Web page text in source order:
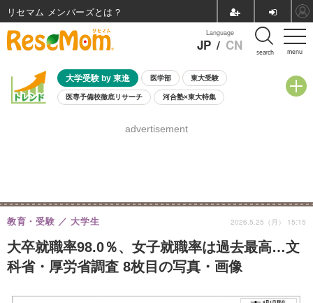
menu
Language
JP / CN search
大学受験 by 東進 医学部 東大受験
医専予備校徹底リサーチ 河合塾×東大特集
8月開催学校説明会・相談会
advertisement
大卒就職率98.0％、女子就職率は過去最高…文
科省・厚労省調査 8枚目の写真・画像
教育・受験 大学生 2026.5.25（月） 15:15
リセマム メンバーズ